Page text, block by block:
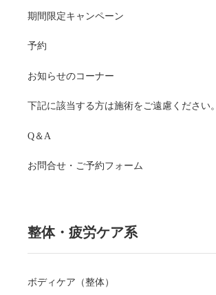
期間限定キャンペーン
予約
お知らせのコーナー
下記に該当する方は施術をご遠慮ください。
Q＆A
お問合せ・ご予約フォーム
整体・疲労ケア系
ボディケア（整体）